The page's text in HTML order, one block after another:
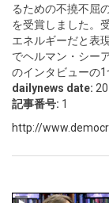
るための不撓不屈
を受賞しました。
エネルギーだと表
でヘルマン・シー
のインタビューの1
dailynews date:
記事番号: 1
http://